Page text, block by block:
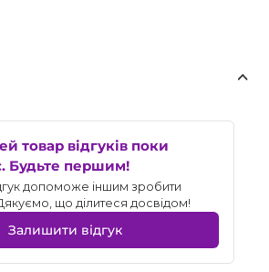
товар відгуків поки
Будьте першим!
допоможе іншим зробити
що ділитеся досвідом!
Залишити відгук